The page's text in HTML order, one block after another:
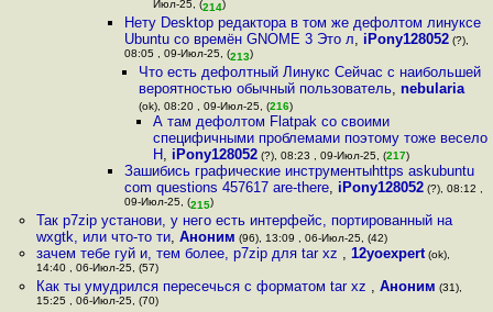
Июл-25, (214)
Нету Desktop редактора в том же дефолтом линуксе
Ubuntu со времён GNOME 3 Это л, iPony128052(?),
08:05 , 09-Июл-25, (213)
Что есть дефолтный Линукс Сейчас с наибольшей
вероятностью обычный пользователь, nebularia
(ok), 08:20 , 09-Июл-25, (216)
А там дефолтом Flatpak со своими
специфичными проблемами поэтому тоже весело
Н, iPony128052 (?), 08:23 , 09-Июл-25, (217)
Зашибись графические инструментыhttps askubuntu
com questions 457617 are-there, iPony128052(?), 08:12 ,
09-Июл-25, (215)
Так p7zip установи, у него есть интерфейс, портированный на
wxgtk, или что-то ти, Аноним (96), 13:09 , 06-Июл-25, (42)
зачем тебе гуй и, тем более, p7zip для tar xz , 12yoexpert(ok),
14:40 , 06-Июл-25, (57)
Как ты умудрился пересечься с форматом tar xz , Аноним (31),
15:25 , 06-Июл-25, (70)